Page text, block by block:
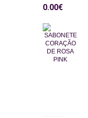
0.00€